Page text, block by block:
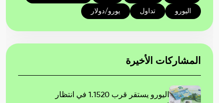
اليورو تداول يورو/دولار
المشاركات الأخيرة
اليورو يستقر قرب 1.1520 في انتظار